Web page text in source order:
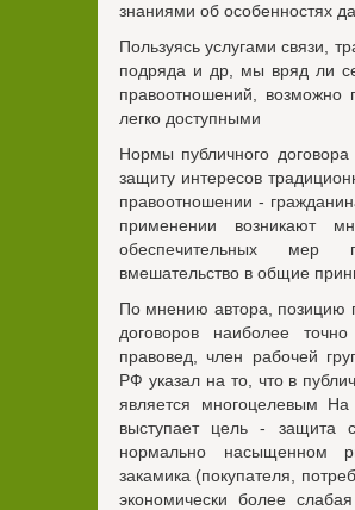
знаниями об особенностях
Пользуясь услугами связи,
подряда и др, мы вряд ли
правоотношений, возможно
легко доступными
Нормы публичного
защиту интересов
правоотношении -
применении возникают
обеспечительных мер
вмешательство в общие
По мнению автора, позицию
договоров наиболее
правовед, член рабочей
РФ указал на то, что в
является многоцелевым
выступает цель - защита
нормально насыщенном
закамика (покупателя,
экономически более